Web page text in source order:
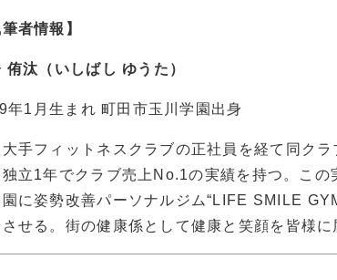
筆者情報】
侑汰（いしばし ゆうた）
年1月生まれ 町田市玉川学園出身
大手フィットネスクラブの正社員を経て同ク
独立1年でクラブ売上No.1の実績を持つ。この
園に姿勢改善パーソナルジム“LIFE SMILE
せる。街の健康係として健康と笑顔を皆様に